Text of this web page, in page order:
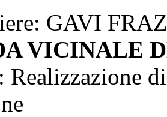
GAVI
VICINALE
Realizzazione